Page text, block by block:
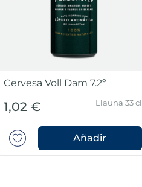
Cervesa Voll Dam 7.2º
1,02 € Llauna 33 cl
Añadir